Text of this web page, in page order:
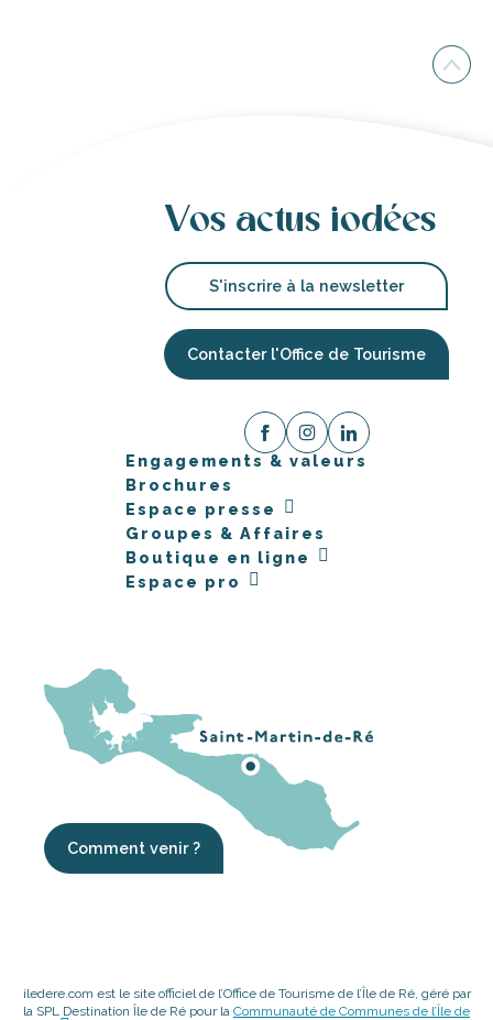
Vos actus iodées
S'inscrire à la newsletter
Contacter l'Office de Tourisme
Engagements & valeurs
Brochures
Espace presse
Groupes & Affaires
Boutique en ligne
Espace pro
Comment venir ?
iledere.com est le site officiel de l’Office de Tourisme de l’Île de Ré, géré par
la SPL Destination Île de Ré pour la Communauté de Communes de l’Île de